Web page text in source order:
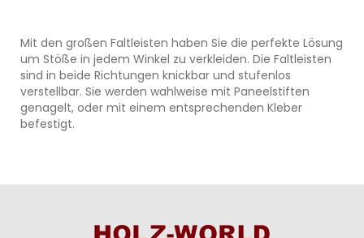
Mit den großen Faltleisten haben Sie die perfekte Lösung
um Stöße in jedem Winkel zu verkleiden. Die Faltleisten
sind in beide Richtungen knickbar und stufenlos
verstellbar. Sie werden wahlweise mit Paneelstiften
genagelt, oder mit einem entsprechenden Kleber
befestigt.